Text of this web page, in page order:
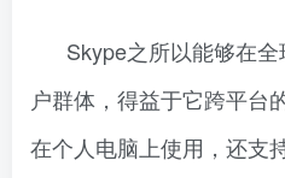
Skype之所以能够在
户群体，得益于它跨平台
在个人电脑上使用，还支